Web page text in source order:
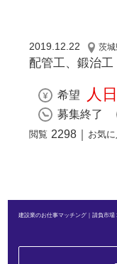
2019.12.22 茨城
配管工、鍛治工
希望 人
募集終了
閲覧 2298 お気に
建設業のお仕事マッチング｜請負市場